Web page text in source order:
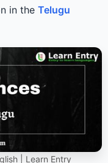
in the Telugu
| Learn Entry